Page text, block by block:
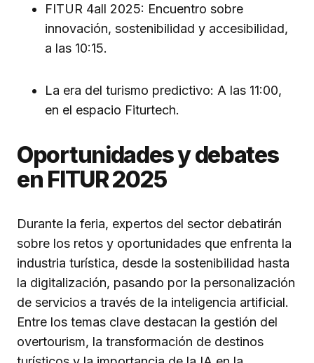
FITUR 4all 2025: Encuentro sobre
innovación, sostenibilidad y accesibilidad,
a las 10:15.
La era del turismo predictivo: A las 11:00,
en el espacio Fiturtech.
Oportunidades y debates
en FITUR 2025
Durante la feria, expertos del sector debatirán
sobre los retos y oportunidades que enfrenta la
industria turística, desde la sostenibilidad hasta
la digitalización, pasando por la personalización
de servicios a través de la inteligencia artificial.
Entre los temas clave destacan la gestión del
overtourism, la transformación de destinos